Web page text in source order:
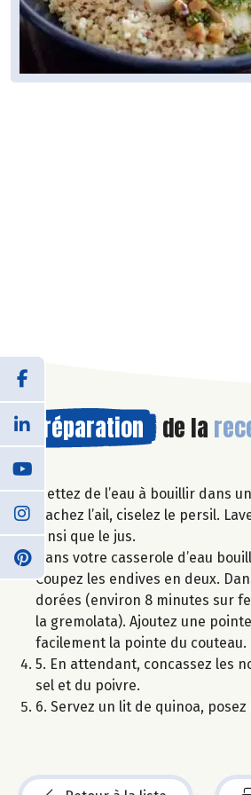
Préparation de la
Mettez de l’eau à bouillir dans
Hachez l’ail, ciselez le persil.
ainsi que le jus.
Dans votre casserole d’eau
Coupez les endives en deux.
dorées (environ 8 minutes sur
la gremolata). Ajoutez une
facilement la pointe du couteau.
5. En attendant, concassez les
sel et du poivre.
6. Servez un lit de quinoa,